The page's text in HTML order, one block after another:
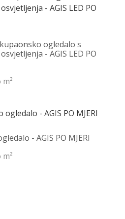
ogledalo s
- AGIS LED PO
m²
- AGIS PO MJERI
m²